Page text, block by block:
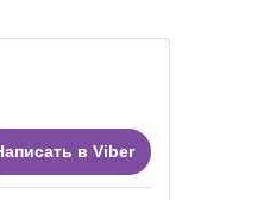
в Viber